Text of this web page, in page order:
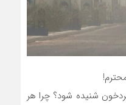
شنیده شود؟ چرا هر